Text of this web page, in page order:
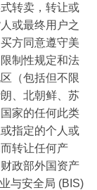
转卖，转让或
或最终用户之
方同意遵守美
制性规定和法
（包括但不限
、北朝鲜、苏
家的任何此类
指定的个人或
转让任何产
政部外国资产
与安全局 (BIS)